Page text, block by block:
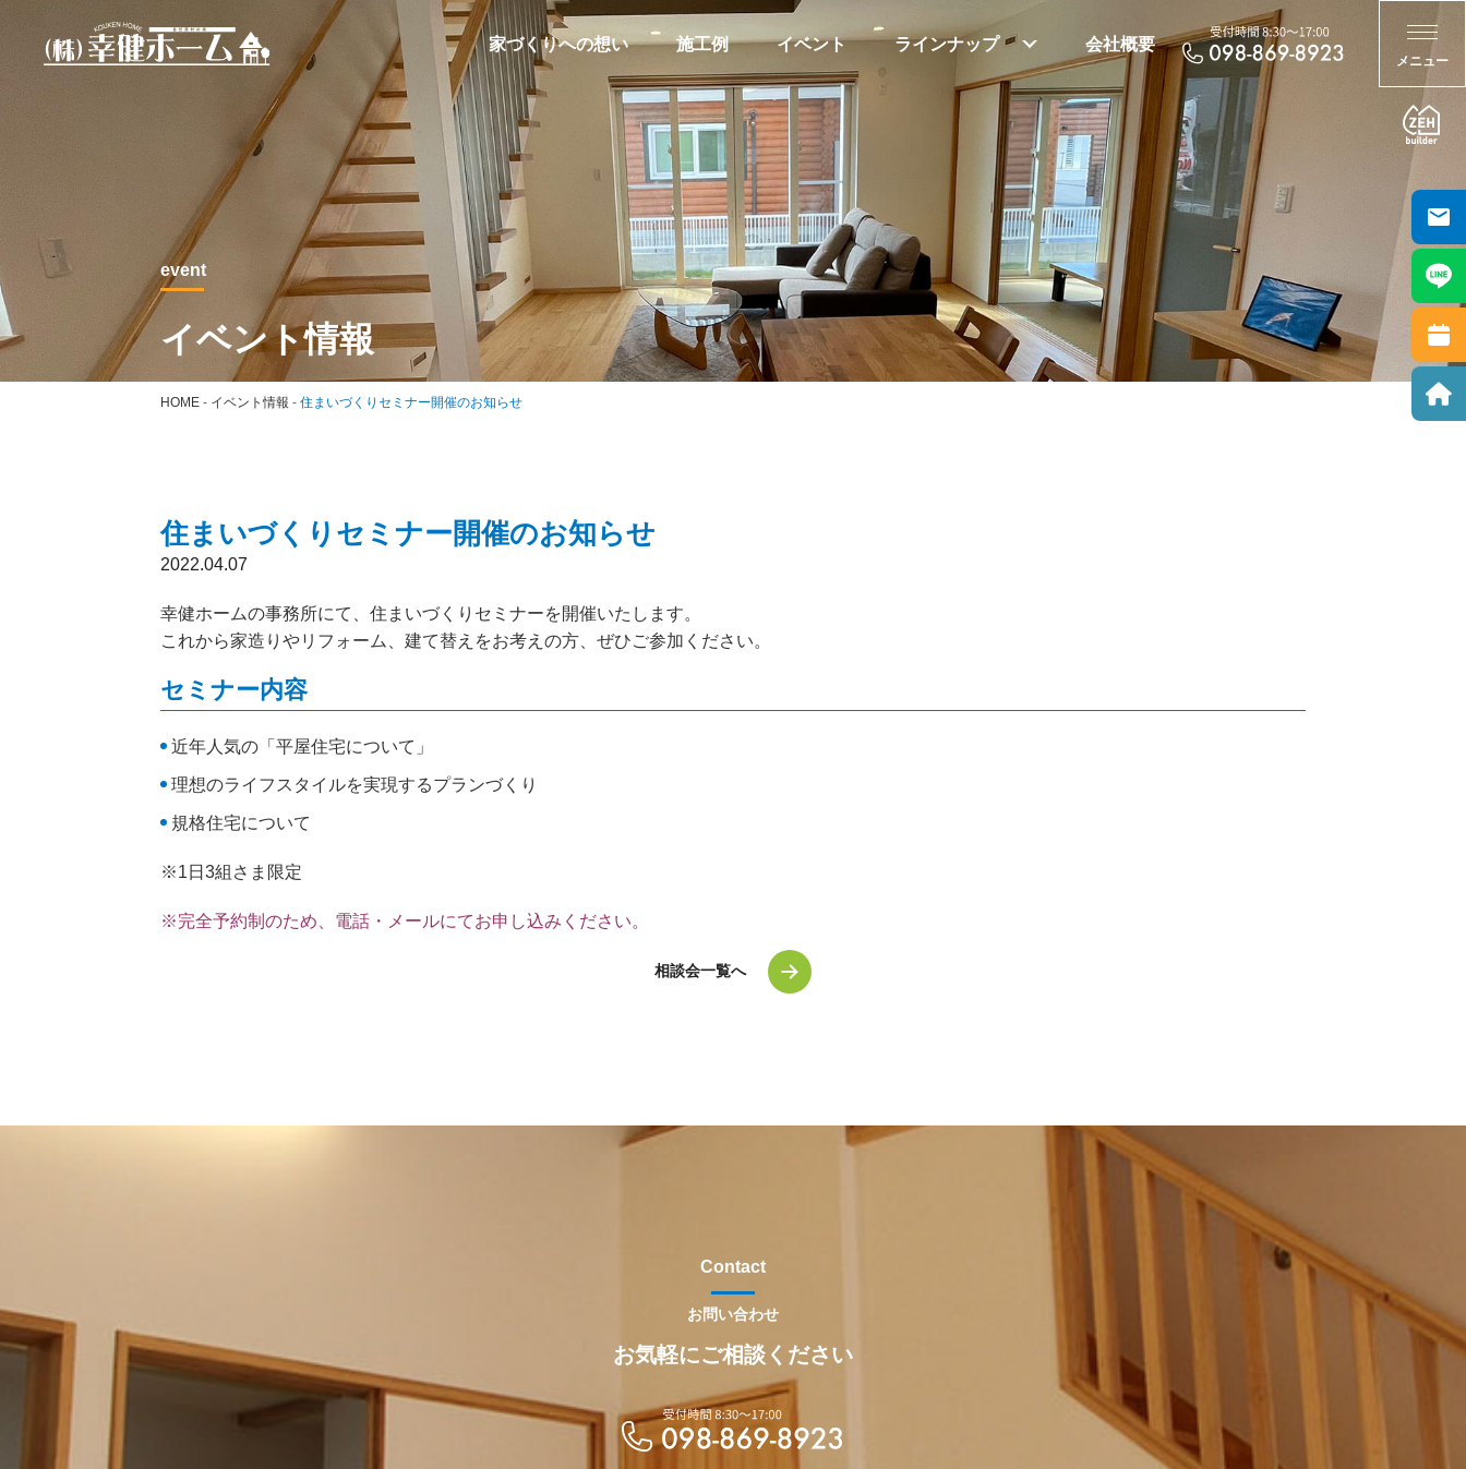
家づくりへの想い 施工例 イベント ラインナップ 会社概要
event
イベント情報
HOME - イベント情報 - 住まいづくりセミナー開催のお知らせ
住まいづくりセミナー開催のお知らせ
2022.04.07
幸健ホームの事務所にて、住まいづくりセミナーを開催いたします。
これから家造りやリフォーム、建て替えをお考えの方、ぜひご参加ください。
セミナー内容
近年人気の「平屋住宅について」
理想のライフスタイルを実現するプランづくり
規格住宅について
※1日3組さま限定
※完全予約制のため、電話・メールにてお申し込みください。
相談会一覧へ
Contact
お問い合わせ
お気軽にご相談ください